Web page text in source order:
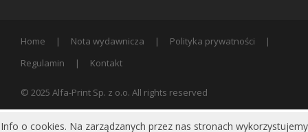
Home Nota wydawnicza
Polityka prywatności
Regulamin
Kontakt
© 2025 Alfa-Print Sp. z o.o. All rights reserved
Info o cookies. Na zarządzanych przez nas stronach wykorzystujemy